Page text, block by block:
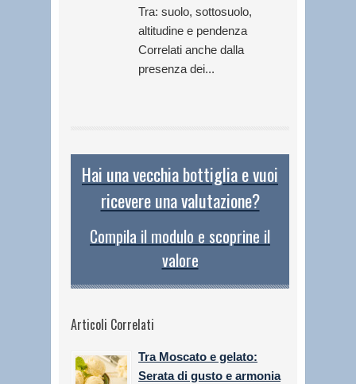
Tra: suolo, sottosuolo,
altitudine e pendenza
Correlati anche dalla
presenza dei...
Hai una vecchia bottiglia e vuoi
ricevere una valutazione?
Compila il modulo e scoprine il
valore
Articoli Correlati
Tra Moscato e gelato:
Serata di gusto e armonia